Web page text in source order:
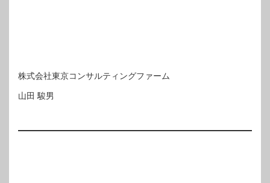
株式会社東京コンサルティングファーム
山田 駿男